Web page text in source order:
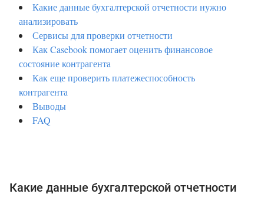
Какие данные бухгалтерской отчетности нужно
анализировать
Сервисы для проверки отчетности
Как Casebook помогает оценить финансовое
состояние контрагента
Как еще проверить платежеспособность
контрагента
Выводы
FAQ
Какие данные бухгалтерской отчетности